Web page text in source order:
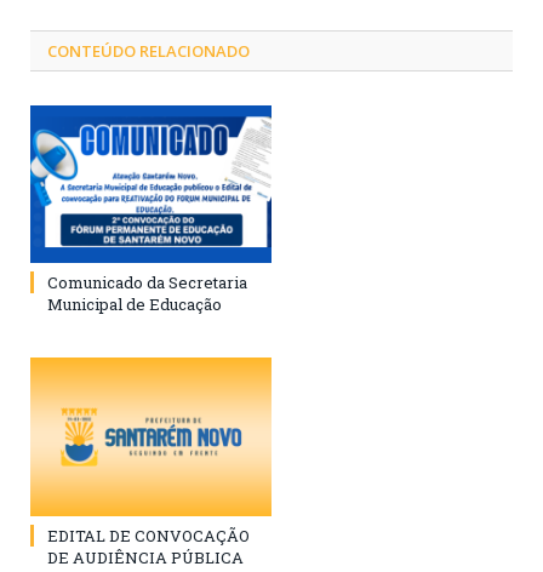
CONTEÚDO RELACIONADO
Comunicado da Secretaria
Municipal de Educação
EDITAL DE CONVOCAÇÃO
DE AUDIÊNCIA PÚBLICA